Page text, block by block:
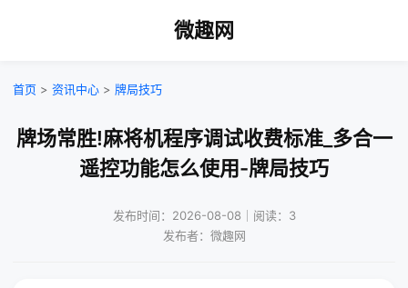
微趣网
首页 > 资讯中心 > 牌局技巧
牌场常胜!麻将机程序调试收费标准_多合一
遥控功能怎么使用-牌局技巧
发布时间：2026-08-08｜阅读：3
发布者：微趣网